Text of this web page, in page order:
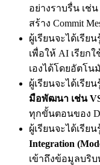
อย่างราบรื่น เช่น
สร้าง Commit
ผู้เรียนจะได้เรียน
เพื่อให้ AI เรียก
เองได้โดยอัตโน
ผู้เรียนจะได้เรียน
มือพัฒนา เช่น
ทุกขั้นตอนของ
ผู้เรียนจะได้เรียน
Integration
เข้าถึงข้อมูลบริบ